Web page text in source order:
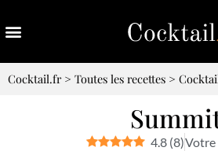
Cocktail.fr> Toutes les recettes >
4.8 (8)Votre